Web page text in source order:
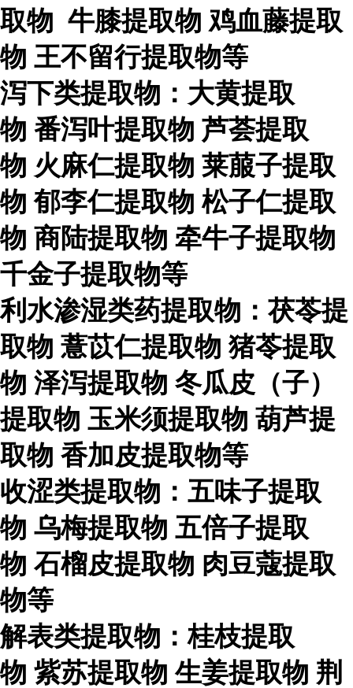
取物 牛膝提取物 鸡血藤提取
物 王不留行提取物等
泻下类提取物：大黄提取
物 番泻叶提取物 芦荟提取
物 火麻仁提取物 莱菔子提取
物 郁李仁提取物 松子仁提取
物 商陆提取物 牵牛子提取物
千金子提取物等
利水渗湿类药提取物：茯苓提
取物 薏苡仁提取物 猪苓提取
物 泽泻提取物 冬瓜皮（子）
提取物 玉米须提取物 葫芦提
取物 香加皮提取物等
收涩类提取物：五味子提取
物 乌梅提取物 五倍子提取
物 石榴皮提取物 肉豆蔻提取
物等
解表类提取物：桂枝提取
物 紫苏提取物 生姜提取物 荆